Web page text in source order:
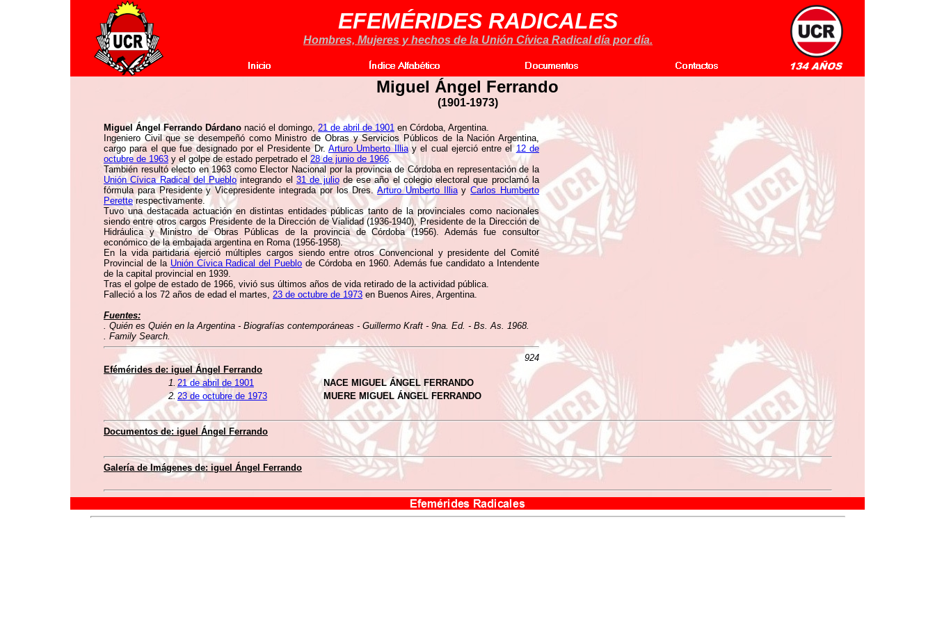
EFEMÉRIDES RADICALES
Hombres, Mujeres y hechos de la Unión Cívica Radical día por día.
Miguel Ángel Ferrando
(1901-1973)
Miguel Ángel Ferrando Dárdano nació el domingo, 21 de abril de 1901 en Córdoba, Argentina.
Ingeniero Civil que se desempeñó como Ministro de Obras y Servicios Públicos de la Nación Argentina,
cargo para el que fue designado por el Presidente Dr. Arturo Umberto Illiay el cual ejerció entre el 12 de
octubre de 1963 y el golpe de estado perpetrado el 28 de junio de 1966.
También resultó electo en 1963 como Elector Nacional por la provincia de Córdoba en representación de la
Unión Cívica Radical del Pueblo integrando el 31 de juliode ese año el colegio electoral que proclamó la
fórmula para Presidente y Vicepresidente integrada por los Dres.Arturo Umberto IlliayCarlos Humberto
Peretterespectivamente.
Tuvo una destacada actuación en distintas entidades públicas tanto de la provinciales como nacionales
siendo entre otros cargos Presidente de la Dirección de Vialidad (1936-1940), Presidente de la Dirección de
Hidráulica y Ministro de Obras Públicas de la provincia de Córdoba (1956). Además fue consultor
económico de la embajada argentina en Roma (1956-1958).
En la vida partidaria ejerció múltiples cargos siendo entre otros Convencional y presidente del Comité
Provincial de la Unión Cívica Radical del Pueblo de Córdoba en 1960. Además fue candidato a Intendente
de la capital provincial en 1939.
Tras el golpe de estado de 1966, vivió sus últimos años de vida retirado de la actividad pública.
Falleció a los 72 años de edad el martes, 23 de octubre de 1973 en Buenos Aires, Argentina.
Fuentes:
. Quién es Quién en la Argentina - Biografías contemporáneas - Guillermo Kraft - 9na. Ed. - Bs. As. 1968.
. Family Search.
924
Efémérides de: iguel Ángel Ferrando
1. 21 de abril de 1901
NACE MIGUEL ÁNGEL FERRANDO
2. 23 de octubre de 1973 MUERE MIGUEL ÁNGEL FERRANDO
Documentos de: iguel Ángel Ferrando
Galería de Imágenes de: iguel Ángel Ferrando